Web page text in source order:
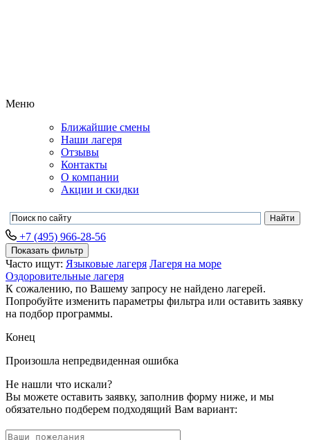
Меню
Ближайшие смены
Наши лагеря
Отзывы
Контакты
О компании
Акции и скидки
+7 (495) 966-28-56
Показать фильтр
Часто ищут: Языковые лагеря Лагеря на море
Оздоровительные лагеря
К сожалению, по Вашему запросу не найдено лагерей.
Попробуйте изменить параметры фильтра или оставить заявку
на подбор программы.
Конец
Произошла непредвиденная ошибка
Не нашли что искали?
Вы можете оставить заявку, заполнив форму ниже, и мы
обязательно подберем подходящий Вам вариант: